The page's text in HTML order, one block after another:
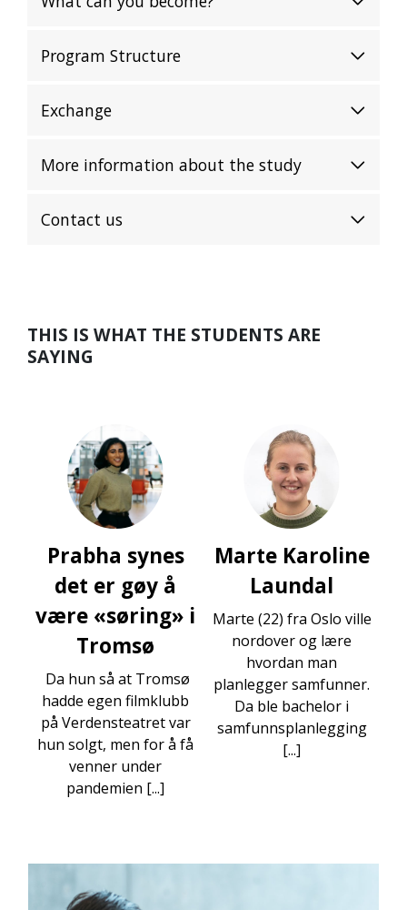
Program Structure
Exchange
More information about the study
Contact us
THIS IS WHAT THE STUDENTS ARE
SAYING
Prabha synes
det er gøy å
være «søring» i
Tromsø
Da hun så at Tromsø
hadde egen filmklubb
på Verdensteatret var
hun solgt, men for å få
venner under
pandemien [...]
Marte Karoline
Laundal
Marte (22) fra Oslo ville
nordover og lære
hvordan man
planlegger samfunner.
Da ble bachelor i
samfunnsplanlegging
[...]